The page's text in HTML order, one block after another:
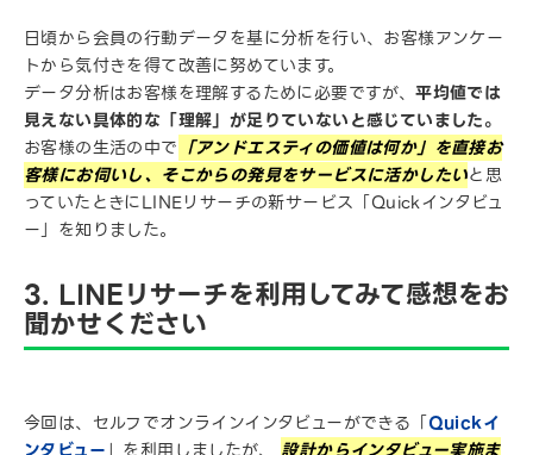
日頃から会員の行動データを基に分析を行い、お客様アンケー
トから気付きを得て改善に努めています。
データ分析はお客様を理解するために必要ですが、平均値では
見えない具体的な「理解」が足りていないと感じていました。
お客様の生活の中で 「アンドエスティの価値は何か」を直接お
客様にお伺いし、そこからの発見をサービスに活かしたいと思
っていたときにLINEリサーチの新サービス「Quickインタビュ
ー」を知りました。
3. LINEリサーチを利用してみて感想をお
聞かせください
今回は、セルフでオンラインインタビューができる「Quickイ